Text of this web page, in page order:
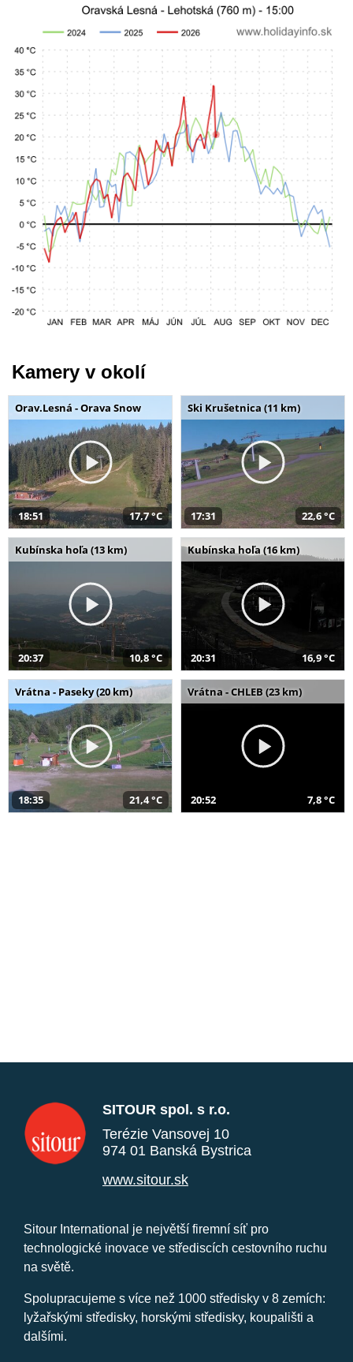
Kamery v okolí
Orav.Lesná - Orava Snow
18:51 17,7 °C
Ski Krušetnica (11 km)
17:31 22,6 °C
Kubínska hoľa (13 km)
20:37 10,8 °C
Kubínska hoľa (16 km)
20:31 16,9 °C
Vrátna - Paseky (20 km)
18:35 21,4 °C
Vrátna - CHLEB (23 km)
20:52 7,8 °C
SITOUR spol. s r.o.
Terézie Vansovej 10
974 01 Banská Bystrica
www.sitour.sk
Sitour International je největší firemní síť pro
technologické inovace ve střediscích cestovního ruchu
na světě.
Spolupracujeme s více než 1000 středisky v 8 zemích:
lyžařskými středisky, horskými středisky, koupališti a
dalšími.